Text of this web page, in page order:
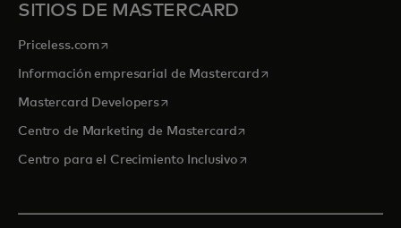
SITIOS DE MASTERCARD
Priceless.com se abre en una pestaña nueva
Información empresarial de Mastercardse abre en una pestaña
Mastercard Developersse abre en una pestaña nueva
Centro de Marketing de Mastercardse abre en una pestaña
Centro para el Crecimiento Inclusivose abre en una pestaña